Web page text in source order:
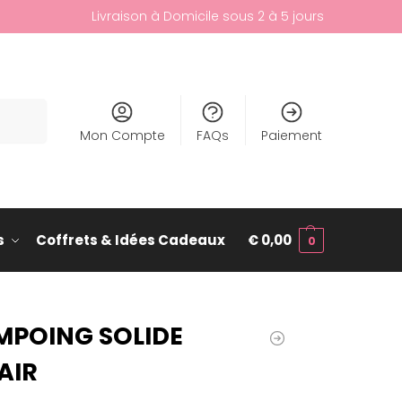
Livraison à Domicile sous 2 à 5 jours
Mon Compte FAQs Paiement
Coffrets & Idées Cadeaux €0,00 0
SOLIDE